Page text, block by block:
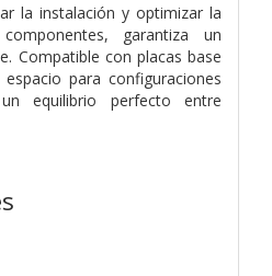
la instalación y optimizar la
garantiza un
Compatible con placas base
para configuraciones
equilibrio perfecto entre